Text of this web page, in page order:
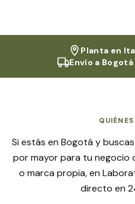
Planta en
Envío a Bogotá
Si estás en Bogotá y
por mayor para tu negocio
o marca propia, en
directo en